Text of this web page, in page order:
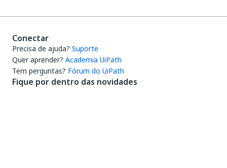
Conectar
Precisa de ajuda? Suporte
Quer aprender? Academia UiPath
Tem perguntas? Fórum do UiPath
Fique por dentro das novidades